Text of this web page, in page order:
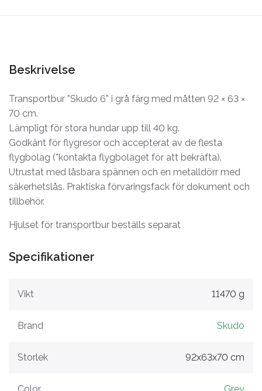
Beskrivelse
Transportbur ”Skudo 6” i grå färg med måtten 92 × 63 ×
70 cm.
Lämpligt för stora hundar upp till 40 kg.
Godkänt för flygresor och accepterat av de flesta
flygbolag (*kontakta flygbolaget för att bekräfta).
Utrustat med låsbara spännen och en metalldörr med
säkerhetslås. Praktiska förvaringsfack för dokument och
tillbehör.
Hjulset för transportbur beställs separat
Specifikationer
Vikt 11470 g
Brand Skudo
Storlek 92x63x70 cm